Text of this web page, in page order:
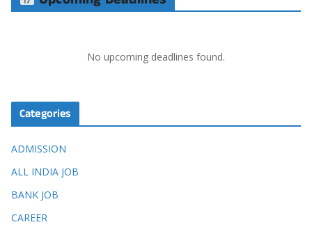
No upcoming deadlines found.
Categories
ADMISSION
ALL INDIA JOB
BANK JOB
CAREER